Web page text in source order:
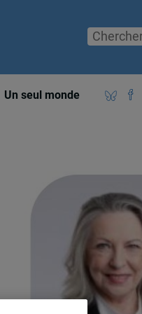
Un seul monde